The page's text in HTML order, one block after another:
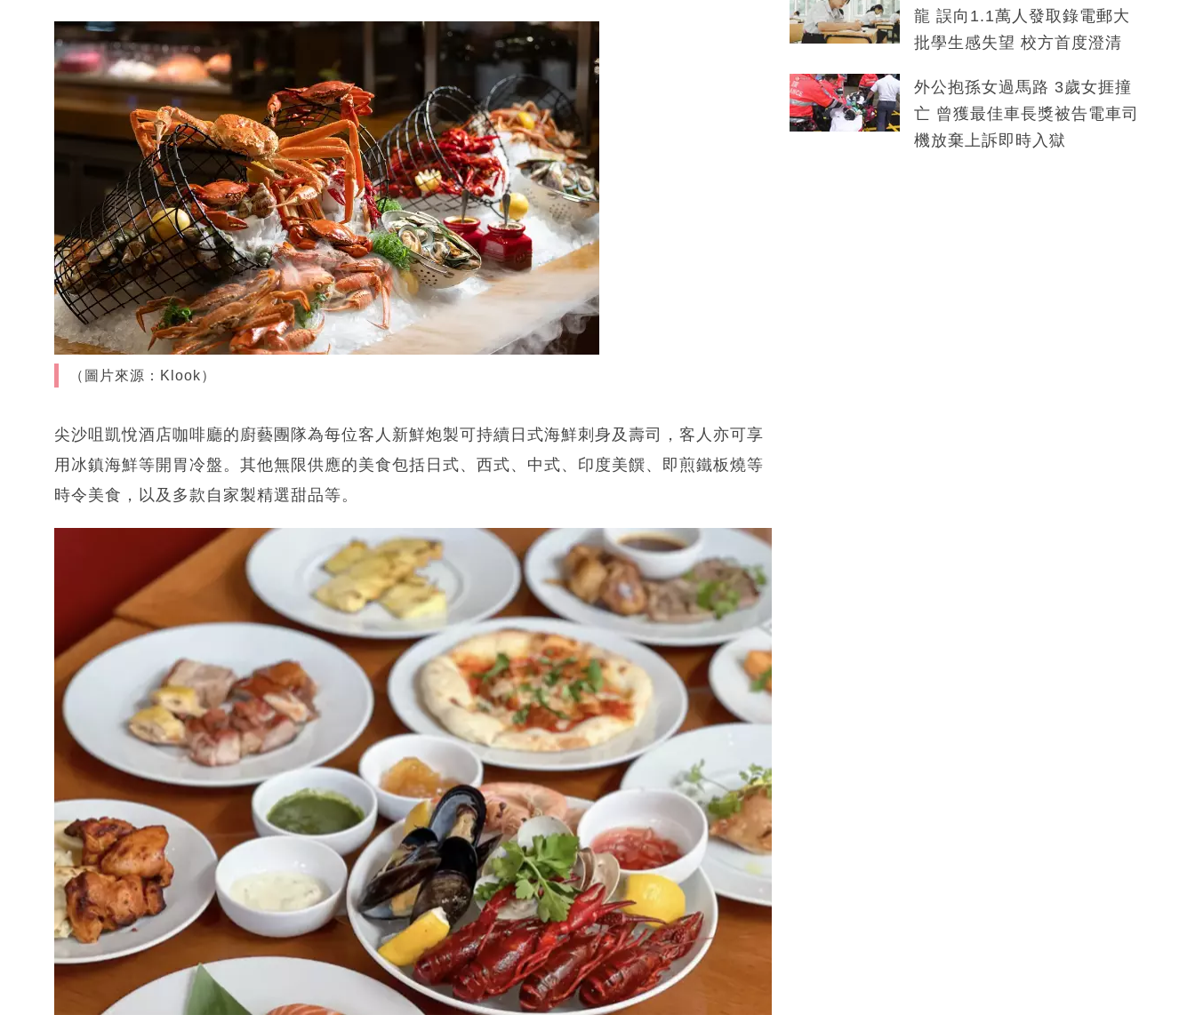
（圖片來源：Klook）
尖沙咀凱悅酒店咖啡廳的廚藝團隊為每位客人新鮮炮製可持續日式海鮮刺身及壽司，客人亦可享
用冰鎮海鮮等開胃冷盤。其他無限供應的美食包括日式、西式、中式、印度美饌、即煎鐵板燒等
時令美食，以及多款自家製精選甜品等。
龍 誤向1.1萬人發取錄電郵大
批學生感失望 校方首度澄清
外公抱孫女過馬路 3歲女捱撞
亡 曾獲最佳車長獎被告電車司
機放棄上訴即時入獄